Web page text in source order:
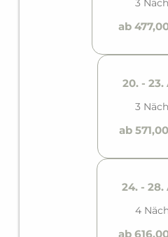
3
ab
20. - 23.
3
ab
24. - 28.
4
ab